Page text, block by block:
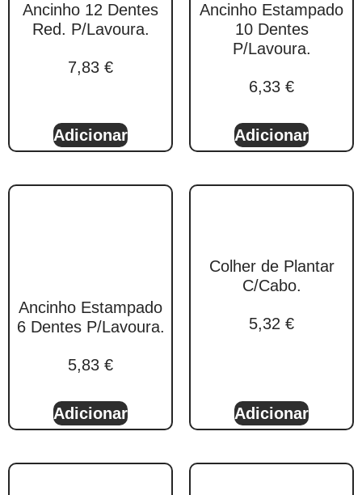
Ancinho 12 Dentes
Red. P/Lavoura.
7,83 €
Adicionar
Ancinho Estampado
10 Dentes
P/Lavoura.
6,33 €
Adicionar
Ancinho Estampado
6 Dentes P/Lavoura.
5,83 €
Adicionar
Colher de Plantar
C/Cabo.
5,32 €
Adicionar